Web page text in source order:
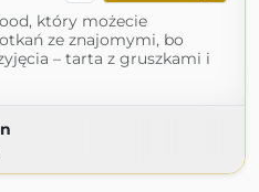
który możecie
ze znajomymi, bo
– tarta z gruszkami i